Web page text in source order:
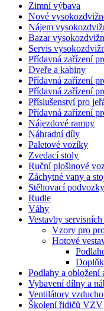
Zimní výbava
Nové
Nájem
Bazar
Servis
Přídavná zařízení
Dveře a kabiny
Přídavná zařízení
Přídavná zařízení
Příslušenství pro
Přídavná zařízení
Nájezdové rampy
Náhradní díly
Paletové vozíky
Zvedací stoly
Ruční plošinové
Záchytné vany a
Stěhovací podvozky
Rudle
Váhy
Vestavby
Vzory pro
Hotové
Podlahy a obložení
Vybavení dílny a
Ventilátory
Školení řidičů VZV